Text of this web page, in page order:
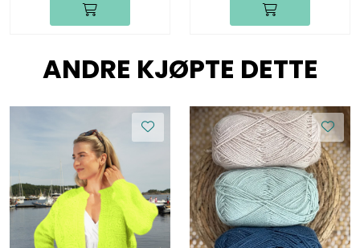
ANDRE KJØPTE DETTE